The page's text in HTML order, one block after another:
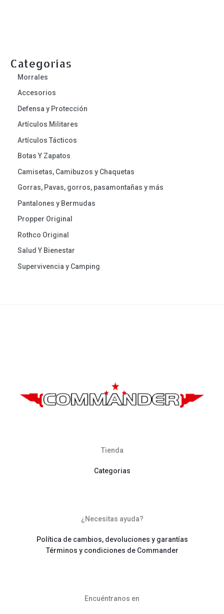
Categorías
Morrales
Accesorios
Defensa y Protección
Artículos Militares
Artículos Tácticos
Botas Y Zapatos
Camisetas, Camibuzos y Chaquetas
Gorras, Pavas, gorros, pasamontañas y más
Pantalones y Bermudas
Propper Original
Rothco Original
Salud Y Bienestar
Supervivencia y Camping
Tienda
Categorias
¿Necesitas ayuda?
Política de cambios, devoluciones y garantías
Términos y condiciones de Commander
Encuéntranos en